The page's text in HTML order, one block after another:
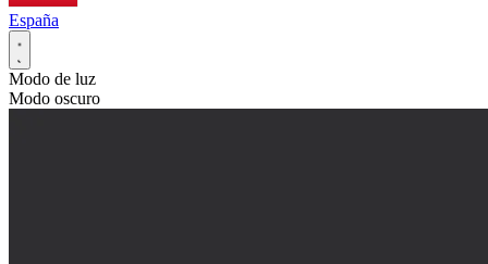
España
Modo de luz
Modo oscuro